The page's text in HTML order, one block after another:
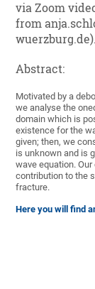
via Zoom
from
wuerzburg.de).
Abstract:
Motivated by a
we analyse the
domain which is
existence for the
given; then, we
is unknown and is
wave equation.
contribution to the
fracture.
Here you will find